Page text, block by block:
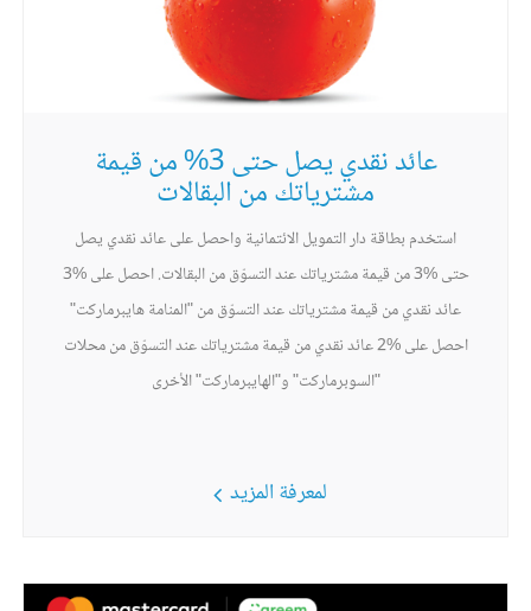
عائد نقدي يصل حتى 3% من قيمة
مشترياتك من البقالات
استخدم بطاقة دار التمويل الائتمانية واحصل على عائد نقدي يصل
حتى %3 من قيمة مشترياتك عند التسوّق من البقالات. احصل على %3
عائد نقدي من قيمة مشترياتك عند التسوّق من "المنامة هايبرماركت"
احصل على %2 عائد نقدي من قيمة مشترياتك عند التسوّق من محلات
"السوبرماركت" و"الهايبرماركت" الأخرى
لمعرفة المزيد